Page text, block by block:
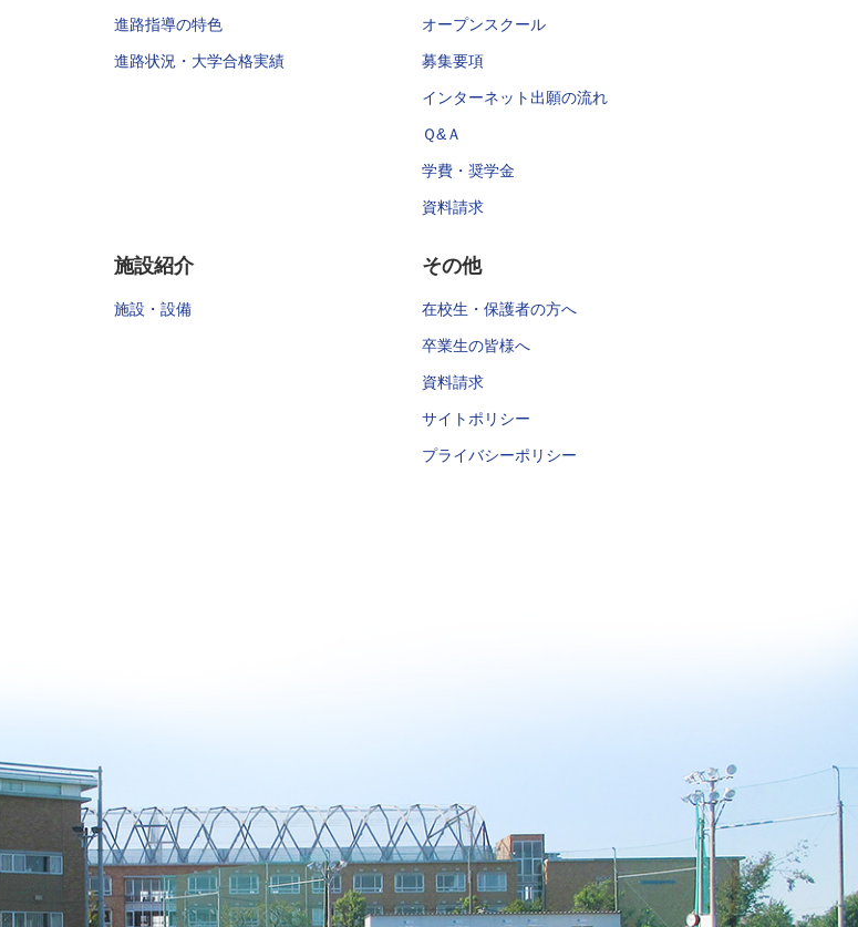
進路指導の特色
進路状況・大学合格実績
オープンスクール
募集要項
インターネット出願の流れ
Ｑ&Ａ
学費・奨学金
資料請求
施設紹介
施設・設備
その他
在校生・保護者の方へ
卒業生の皆様へ
資料請求
サイトポリシー
プライバシーポリシー